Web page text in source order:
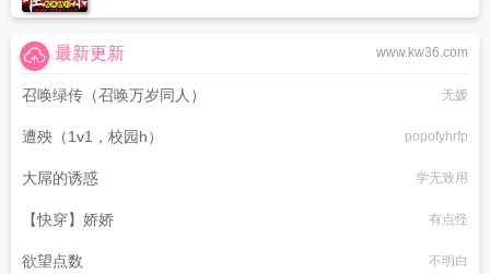
www.kw36.com
最新更新
召唤绿传（召唤万岁同人） 无媛
遭殃（1v1，校园h） popofyhrfp
大屌的诱惑 学无致用
【快穿】娇娇 有点怪
欲望点数 不明白